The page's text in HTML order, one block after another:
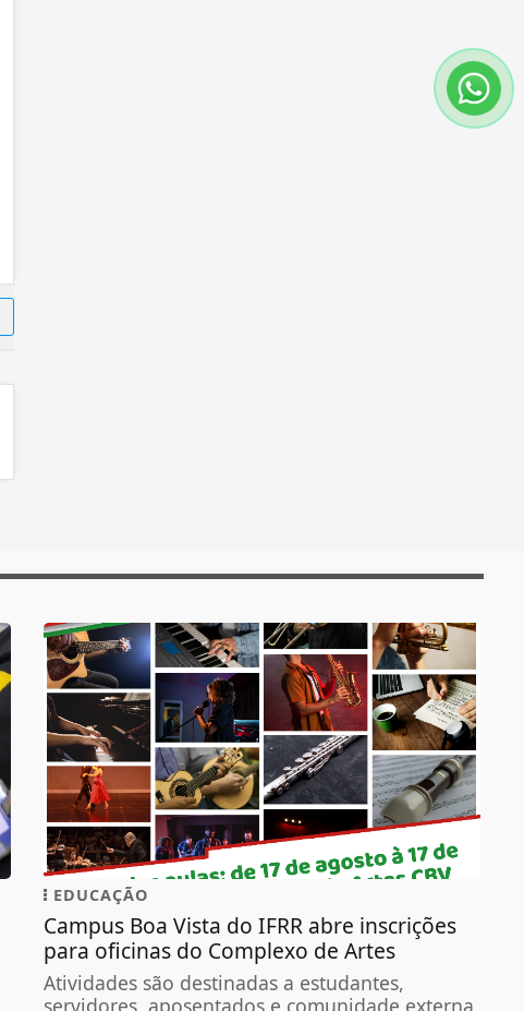
EDUCAÇÃO
Campus Boa Vista do IFRR abre inscrições
para oficinas do Complexo de Artes
Atividades são destinadas a estudantes,